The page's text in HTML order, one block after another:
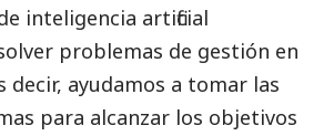
inteligencia artificial
problemas de gestión en
decir, ayudamos a tomar las
para alcanzar los objetivos